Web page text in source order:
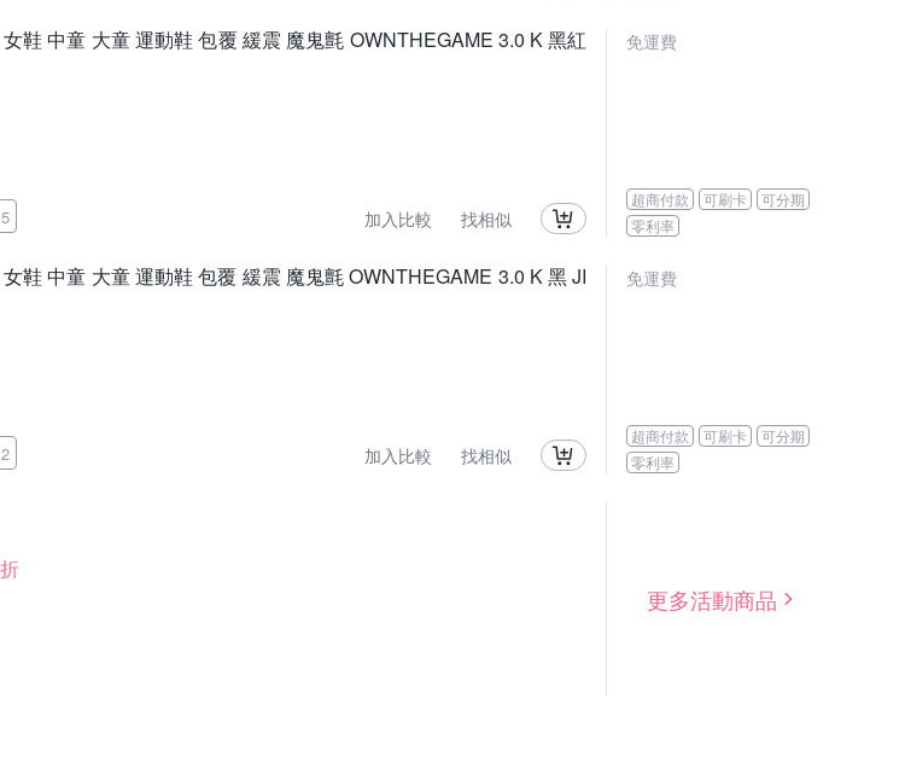
鞋 中童 大童 運動鞋 包覆 緩震 魔鬼氈 OWNTHEGAME 3.0 K 黑紅
加入比較 找相似
免運費
超商付款 可刷卡
可分期
零利率
鞋 中童 大童 運動鞋 包覆 緩震 魔鬼氈 OWNTHEGAME 3.0 K 黑 JI
加入比較 找相似
免運費
超商付款 可刷卡
可分期
零利率
更多活動商品